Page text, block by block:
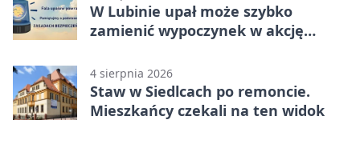
W Lubinie upał może szybko
zamienić wypoczynek w akcję
4 sierpnia 2026
Staw w Siedlcach po remoncie.
Mieszkańcy czekali na ten widok